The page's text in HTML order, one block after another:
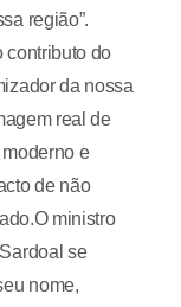
região”.
contributo do
da nossa
real de
e
de não
ministro
se
nome,